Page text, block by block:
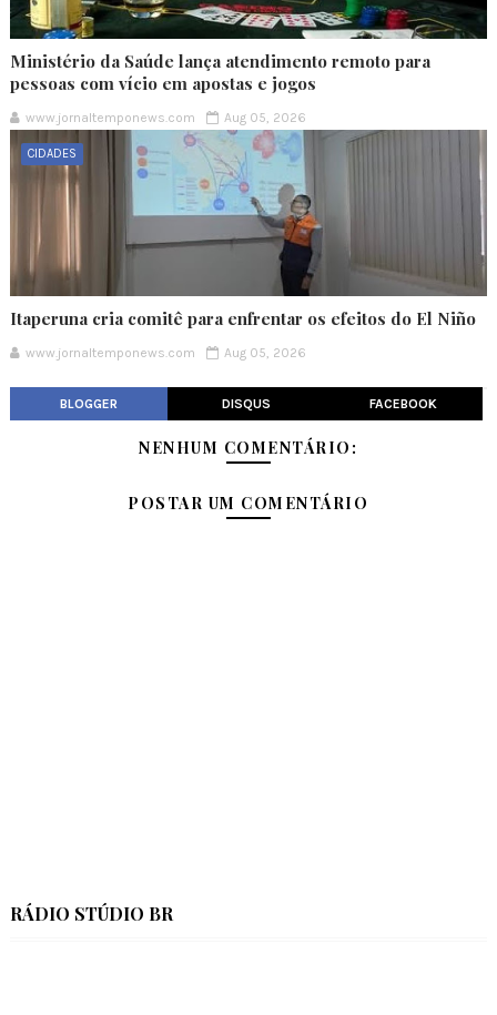
Ministério da Saúde lança atendimento remoto para
pessoas com vício em apostas e jogos
www.jornaltemponews.com Aug 05, 2026
CIDADES
Itaperuna cria comitê para enfrentar os efeitos do El Niño
www.jornaltemponews.com Aug 05, 2026
BLOGGER DISQUS FACEBOOK
NENHUM COMENTÁRIO:
POSTAR UM COMENTÁRIO
RÁDIO STÚDIO BR